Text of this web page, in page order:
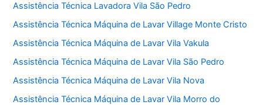
Assistência Técnica Lavadora Vila São Pedro
Assistência Técnica Máquina de Lavar Village Monte Cristo
Assistência Técnica Máquina de Lavar Vila Vakula
Assistência Técnica Máquina de Lavar Vila São Pedro
Assistência Técnica Máquina de Lavar Vila Nova
Assistência Técnica Máquina de Lavar Vila Morro do